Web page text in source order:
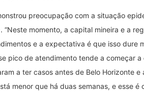
preocupação com a situação
“Neste momento, a capital mineira e a
e a expectativa é que isso dure
pico de atendimento tende a começar
a ter casos antes de Belo Horizonte
menor que há duas semanas, e esse